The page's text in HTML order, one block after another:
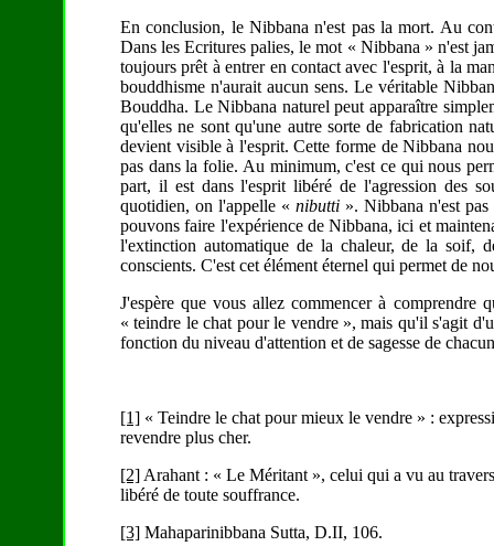
En conclusion, le Nibbana n'est pas la mort. Au
Dans les Ecritures palies, le mot « Nibbana » n'est
toujours prêt à entrer en contact avec l'esprit, à la
bouddhisme n'aurait aucun sens. Le véritable
Bouddha. Le Nibbana naturel peut apparaître
qu'elles ne sont qu'une autre sorte de fabrication
devient visible à l'esprit. Cette forme de Nibbana
pas dans la folie. Au minimum, c'est ce qui nous
part, il est dans l'esprit libéré de l'agression des
quotidien, on l'appelle « nibutti ». Nibbana n'est
pouvons faire l'expérience de Nibbana, ici et
l'extinction automatique de la chaleur, de la soif,
conscients. C'est cet élément éternel qui permet de
J'espère que vous allez commencer à
« teindre le chat pour le vendre », mais qu'il s'agit
fonction du niveau d'attention et de sagesse de
[1] « Teindre le chat pour mieux le vendre » :
revendre plus cher.
[2] Arahant : « Le Méritant », celui qui a vu au
libéré de toute souffrance.
[3] Mahaparinibbana Sutta, D.II, 106.